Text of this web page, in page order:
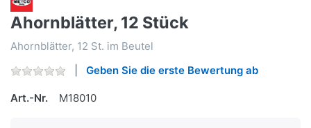
Ahornblätter, 12 Stück
Ahornblätter, 12 St. im Beutel
Geben Sie die erste Bewertung ab
Art.-Nr. M18010